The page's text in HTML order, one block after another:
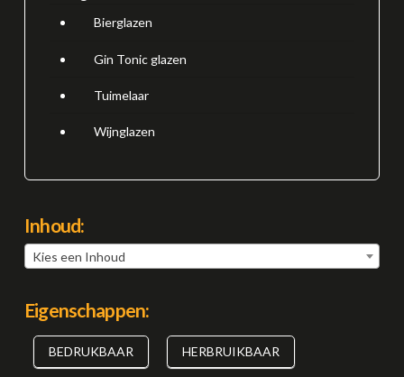
Bierglazen
Gin Tonic glazen
Tuimelaar
Wijnglazen
Inhoud:
Kies een Inhoud
Eigenschappen:
BEDRUKBAAR HERBRUIKBAAR